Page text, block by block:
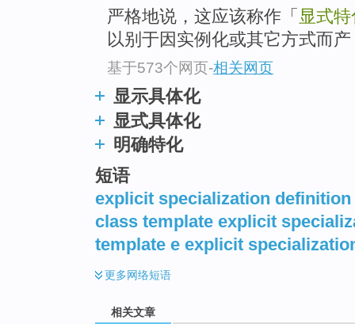
严格地说，这应该称作「 显式
以别于因实例化或其它方式而
基于573个网页-相关网页
显示具体化
显式具体化
明确特化
短语
explicit specialization definition
class template explicit
template e explicit
更多网络短语
相关文章